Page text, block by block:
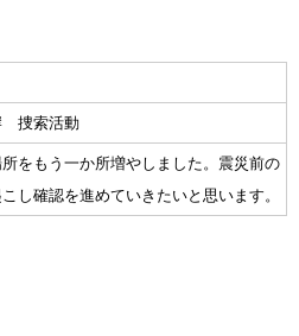
捜索活動
をもう一か所増やしました。震災前の
し確認を進めていきたいと思います。
ボランティア募集 NEW
真館